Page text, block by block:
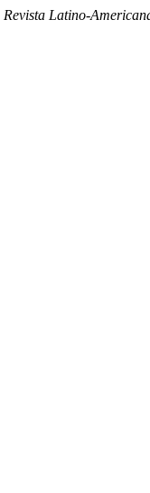
Revista Latino-